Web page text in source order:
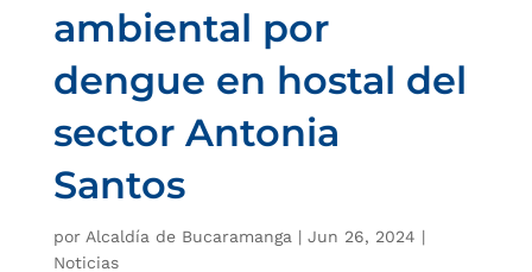
ambiental por
dengue en hostal del
sector Antonia
Santos
por Alcaldía de Bucaramanga | Jun 26, 2024 |
Noticias